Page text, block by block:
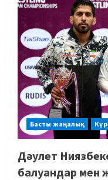
Басты жаңалық
Дәулет
балуандар мен